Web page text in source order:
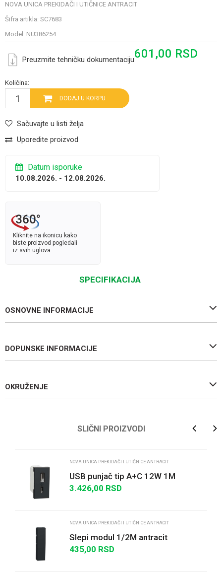
NOVA UNICA PREKIDAČI I UTIČNICE ANTRACIT
Šifra artikla: SC7683
Model: NU386254
Preuzmite tehničku dokumentaciju601,00 RSD
Količina:
DODAJ U KORPU
Sačuvajte u listi želja
Uporedite proizvod
Datum isporuke
10.08.2026. - 12.08.2026.
Kliknite na ikonicu kako
biste proizvod pogledali
iz svih uglova
SPECIFIKACIJA
OSNOVNE INFORMACIJE
DOPUNSKE INFORMACIJE
OKRUŽENJE
SLIČNI PROIZVODI
NOVA UNICA PREKIDAČI I UTIČNICE ANTRACIT
USB punjač tip A+C 12W 1M
antracit
3.426,00 RSD
NOVA UNICA PREKIDAČI I UTIČNICE ANTRACIT
Slepi modul 1/2M antracit
435,00 RSD